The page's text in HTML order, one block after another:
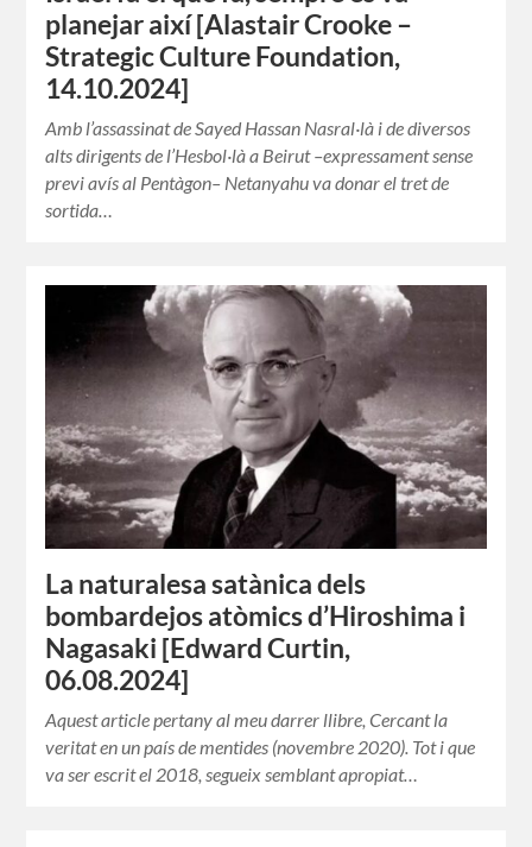
planejar així [Alastair Crooke –
Strategic Culture Foundation,
14.10.2024]
Amb l’assassinat de Sayed Hassan Nasral·là i de diversos
alts dirigents de l’Hesbol·là a Beirut –expressament sense
previ avís al Pentàgon– Netanyahu va donar el tret de
sortida…
La naturalesa satànica dels
bombardejos atòmics d’Hiroshima i
Nagasaki [Edward Curtin,
06.08.2024]
Aquest article pertany al meu darrer llibre, Cercant la
veritat en un país de mentides (novembre 2020). Tot i que
va ser escrit el 2018, segueix semblant apropiat…